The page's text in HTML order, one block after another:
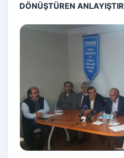
DÖNÜŞTÜREN ANLAYIŞTIR